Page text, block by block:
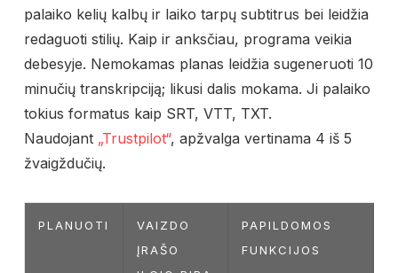
palaiko kelių kalbų ir laiko tarpų subtitrus bei leidžia
redaguoti stilių. Kaip ir anksčiau, programa veikia
debesyje. Nemokamas planas leidžia sugeneruoti 10
minučių transkripciją; likusi dalis mokama. Ji palaiko
tokius formatus kaip SRT, VTT, TXT.
Naudojant „Trustpilot“, apžvalga vertinama 4 iš 5
žvaigždučių.
PLANUOTI
VAIZDO
ĮRAŠO
PAPILDOMOS
FUNKCIJOS